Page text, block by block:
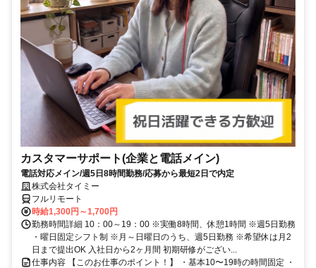
カスタマーサポート(企業と電話メイン)
電話対応メイン/週5日8時間勤務/応募から最短2日で内定
株式会社タイミー
フルリモート
時給1,300円～1,700円
勤務時間詳細 10：00～19：00 ※実働8時間、休憩1時間 ※週5日勤務
・曜日固定シフト制 ※月～日曜日のうち、週5日勤務 ※希望休は月2
日まで提出OK 入社日から2ヶ月間 初期研修がござい...
仕事内容 【このお仕事のポイント！】 ・基本10〜19時の時間固定 ・